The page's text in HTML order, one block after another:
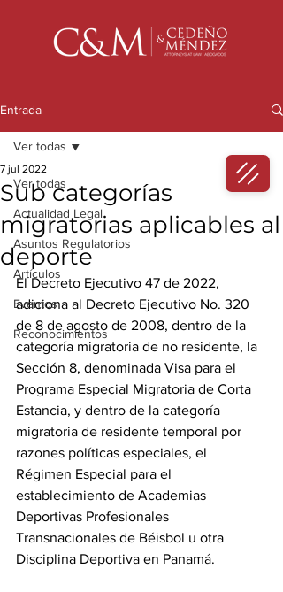
Entrada
Ver todas
Actualidad Legal
Asuntos Regulatorios
Artículos
Eventos
Reconocimientos
Ver todas
Sub categorías
migratorias aplicables al
deporte
7 jul 2022
El Decreto Ejecutivo 47 de 2022,
adiciona al Decreto Ejecutivo No. 320
de 8 de agosto de 2008, dentro de la
categoría migratoria de no residente, la
Sección 8, denominada Visa para el
Programa Especial Migratoria de Corta
Estancia, y dentro de la categoría
migratoria de residente temporal por
razones políticas especiales, el
Régimen Especial para el
establecimiento de Academias
Deportivas Profesionales
Transnacionales de Béisbol u otra
Disciplina Deportiva en Panamá.